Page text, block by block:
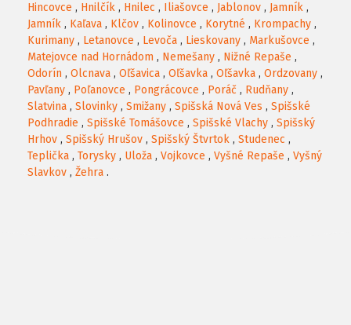
Hincovce , Hnilčík , Hnilec , Iliašovce , Jablonov , Jamník ,
Jamník , Kaľava , Klčov , Kolinovce , Korytné , Krompachy ,
Kurimany , Letanovce , Levoča , Lieskovany , Markušovce ,
Matejovce nad Hornádom , Nemešany , Nižné Repaše ,
Odorín , Olcnava , Oľšavica , Oľšavka , Oľšavka , Ordzovany ,
Pavľany , Poľanovce , Pongrácovce , Poráč , Rudňany ,
Slatvina , Slovinky , Smižany , Spišská Nová Ves , Spišské
Podhradie , Spišské Tomášovce , Spišské Vlachy , Spišský
Hrhov , Spišský Hrušov , Spišský Štvrtok , Studenec ,
Teplička , Torysky , Uloža , Vojkovce , Vyšné Repaše , Vyšný
Slavkov , Žehra .